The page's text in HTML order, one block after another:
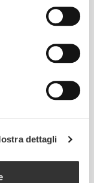
dettagli